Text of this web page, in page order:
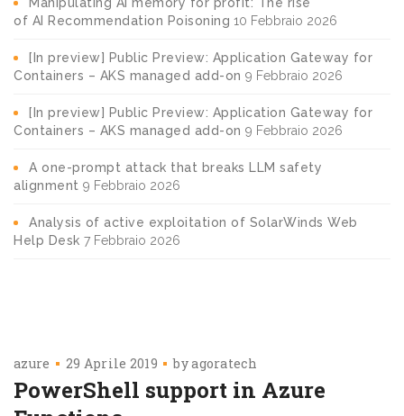
of AI Recommendation Poisoning 10 Febbraio 2026
[In preview] Public Preview: Application Gateway for
Containers – AKS managed add-on 9 Febbraio 2026
[In preview] Public Preview: Application Gateway for
Containers – AKS managed add-on 9 Febbraio 2026
A one-prompt attack that breaks LLM safety
alignment 9 Febbraio 2026
Analysis of active exploitation of SolarWinds Web
Help Desk 7 Febbraio 2026
azure 29 Aprile 2019 byagoratech
PowerShell support in Azure